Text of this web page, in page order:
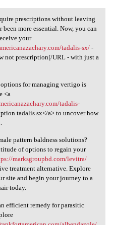
prescriptions without leaving
been more essential. Now, you can
your
tadalis-sx/-
not prescription[/URL - with just a
for managing vertigo is
<a
tadalis-
tadalis sx</a> to uncover how
pattern baldness solutions?
of options to regain your
marksgroupbd.com/levitra/
treatment alternative. Explore
site and begin your journey to a
today.
efficient remedy for parasitic